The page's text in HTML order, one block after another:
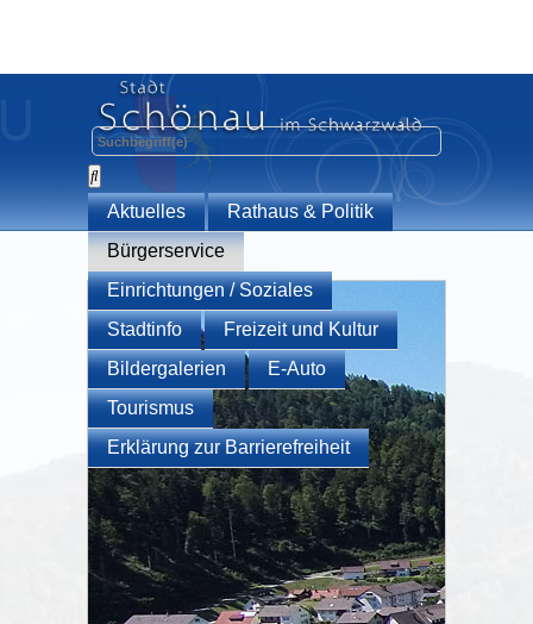
Aktuelles
Rathaus & Politik
Bürgerservice
Einrichtungen / Soziales
Stadtinfo
Freizeit und Kultur
Bildergalerien
E-Auto
Tourismus
Erklärung zur Barrierefreiheit